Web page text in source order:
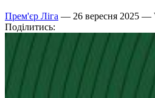
Прем'єр Ліга — 26 вересня 2025 —
Поділитись: